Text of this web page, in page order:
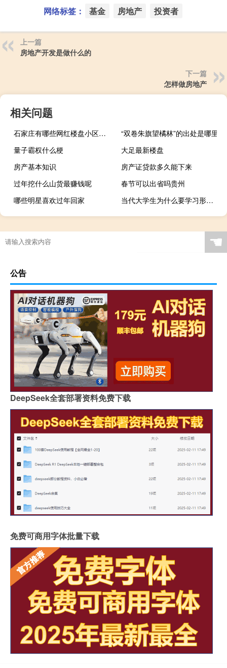
网络标签： 基金 房地产 投资者
上一篇
房地产开发是做什么的
下一篇
怎样做房地产
相关问题
石家庄有哪些网红楼盘小区？介绍5个最知名地产项目
“双卷朱旗望橘林”的出处是哪里
量子霸权什么梗
大足最新楼盘
房产基本知识
房产证贷款多久能下来
过年挖什么山货最赚钱呢
春节可以出省吗贵州
哪些明星喜欢过年回家
当代大学生为什么要学习形势与政策
碧桂园最新楼盘
☚
公告
DeepSeek全套部署资料免费下载
免费可商用字体批量下载